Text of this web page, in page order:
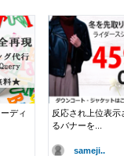
ディ
反応され上位表示
るバナーを...
sameji..